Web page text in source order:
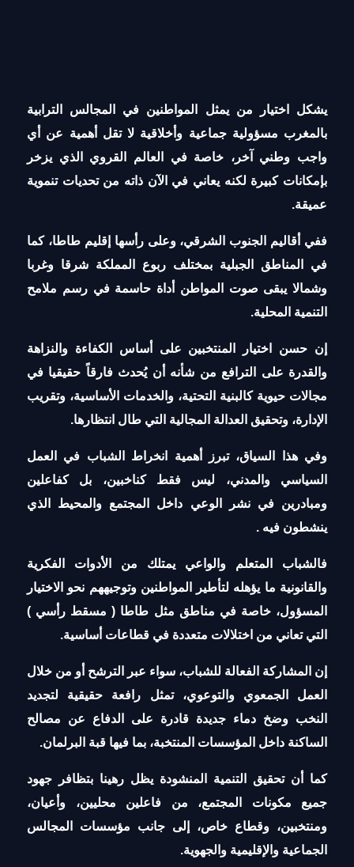
يشكل اختيار من يمثل المواطنين في المجالس الترابية
بالمغرب مسؤولية جماعية وأخلاقية لا تقل أهمية عن أي
واجب وطني آخر، خاصة في العالم القروي الذي يزخر
بإمكانات كبيرة لكنه يعاني في الآن ذاته من تحديات تنموية
عميقة.
ففي أقاليم الجنوب الشرقي، وعلى رأسها إقليم طاطا، كما
في المناطق الجبلية بمختلف ربوع المملكة شرقا وغربا
وشمالا يبقى صوت المواطن أداة حاسمة في رسم ملامح
التنمية المحلية.
إن حسن اختيار المنتخبين على أساس الكفاءة والنزاهة
والقدرة على الترافع من شأنه أن يُحدث فارقاً حقيقيا في
مجالات حيوية كالبنية التحتية، والخدمات الأساسية، وتقريب
الإدارة، وتحقيق العدالة المجالية التي طال انتظارها.
وفي هذا السياق، تبرز أهمية انخراط الشباب في العمل
السياسي والمدني، ليس فقط كناخبين، بل كفاعلين
ومبادرين في نشر الوعي داخل المجتمع والمحيط الذي
ينشطون فيه .
فالشباب المتعلم والواعي يمتلك من الأدوات الفكرية
والقانونية ما يؤهله لتأطير المواطنين وتوجيههم نحو الاختيار
المسؤول، خاصة في مناطق مثل طاطا ( مسقط رأسي )
التي تعاني من اختلالات متعددة في قطاعات أساسية.
إن المشاركة الفعالة للشباب، سواء عبر الترشح أو من خلال
العمل الجمعوي والتوعوي، تمثل رافعة حقيقية لتجديد
النخب وضخ دماء جديدة قادرة على الدفاع عن مصالح
الساكنة داخل المؤسسات المنتخبة، بما فيها قبة البرلمان.
كما أن تحقيق التنمية المنشودة يظل رهينا بتظافر جهود
جميع مكونات المجتمع، من فاعلين محليين، وأعيان،
ومنتخبين، وقطاع خاص، إلى جانب مؤسسات المجالس
الجماعية والإقليمية والجهوية.